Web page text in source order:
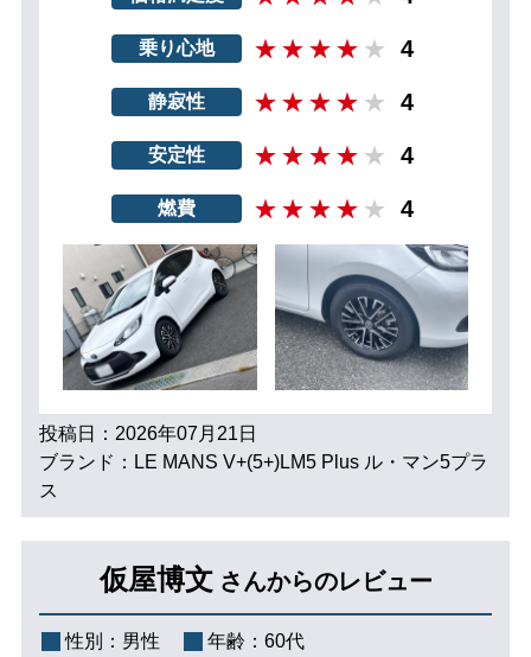
乗り心地 4
静寂性 4
安定性 4
燃費 4
投稿日：2026年07月21日
ブランド：LE MANS V+(5+)LM5 Plus ル・マン5プラ
ス
仮屋博文 さんからのレビュー
性別： 男性 年齢： 60代